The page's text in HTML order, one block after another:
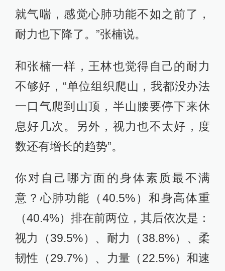
就气喘，感觉心肺功能不如之前了，
耐力也下降了。”张楠说。
和张楠一样，王林也觉得自己的耐力
不够好，“单位组织爬山，我都没办法
一口气爬到山顶，半山腰要停下来休
息好几次。另外，视力也不太好，度
数还有增长的趋势”。
你对自己哪方面的身体素质最不满
意？心肺功能（40.5%）和身高体重
（40.4%）排在前两位，其后依次是：
视力（39.5%）、耐力（38.8%）、柔
韧性（29.7%）、力量（22.5%）和速